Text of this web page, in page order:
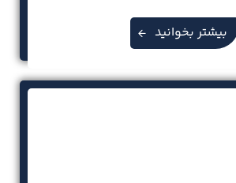
بیشتر بخوانید